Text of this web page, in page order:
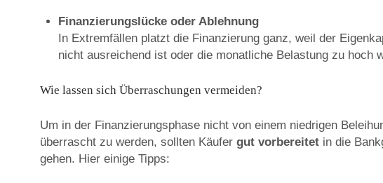
Finanzierungslücke oder Ablehnung
In Extremfällen platzt die Finanzierung ganz, weil der
nicht ausreichend ist oder die monatliche Belastung zu hoch
Wie lassen sich Überraschungen vermeiden?
Um in der Finanzierungsphase nicht von einem niedrigen
überrascht zu werden, sollten Käufer gut vorbereitet in die
gehen. Hier einige Tipps: